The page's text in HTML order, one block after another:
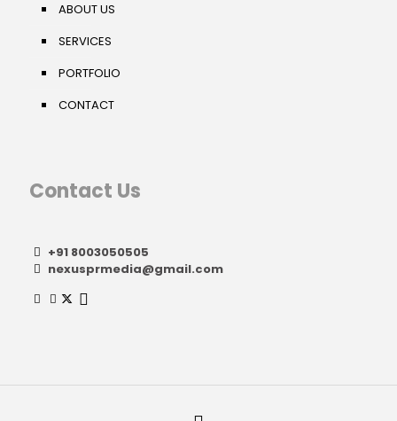
ABOUT US
SERVICES
PORTFOLIO
CONTACT
Contact Us
+91 8003050505
nexusprmedia@gmail.com